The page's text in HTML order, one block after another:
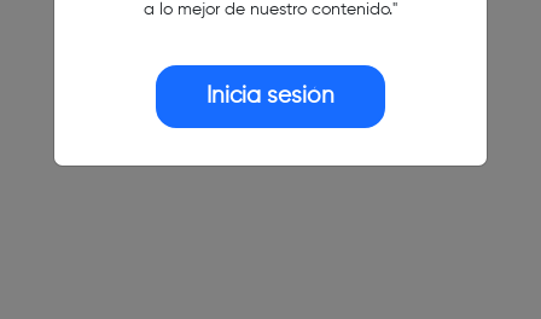
a lo mejor de nuestro contenido."
Inicia sesión